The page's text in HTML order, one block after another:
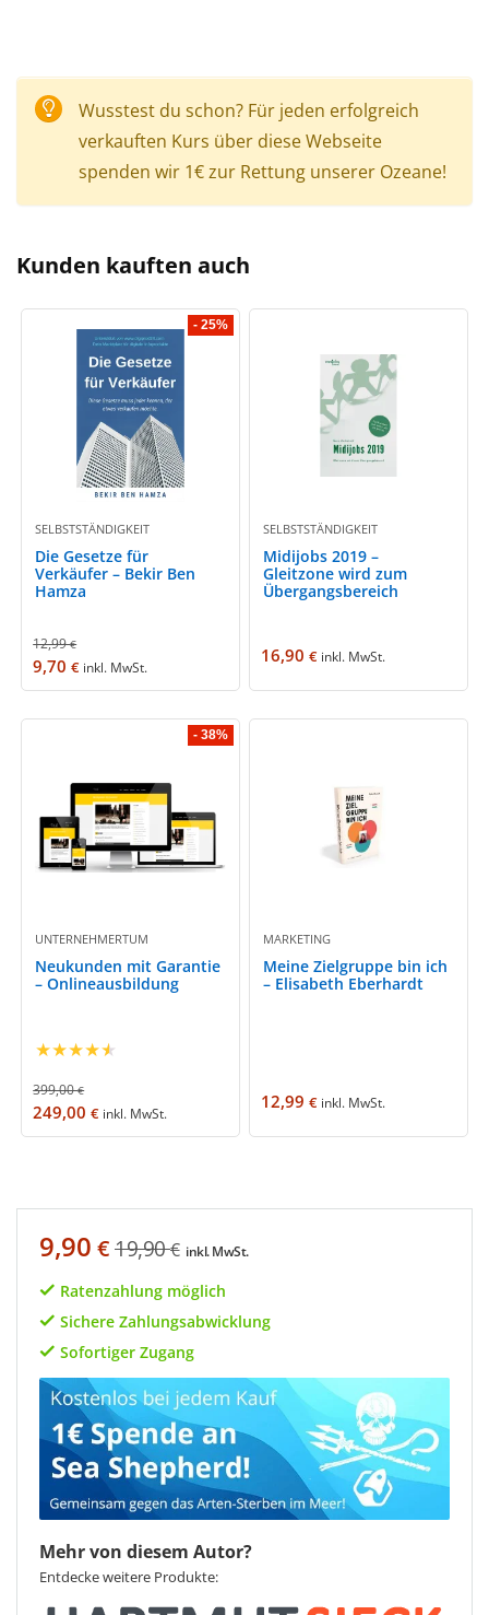
Wusstest du schon? Für jeden erfolgreich
verkauften Kurs über diese Webseite
spenden wir 1€ zur Rettung unserer Ozeane!
Kunden kauften auch
- 25%
SELBSTSTÄNDIGKEIT
Die Gesetze für
Verkäufer – Bekir Ben
Hamza
12,99€
9,70€ inkl. MwSt.
SELBSTSTÄNDIGKEIT
Midijobs 2019 –
Gleitzone wird zum
Übergangsbereich
16,90€ inkl. MwSt.
- 38%
UNTERNEHMERTUM
Neukunden mit Garantie
– Onlineausbildung
★★★★★
399,00€
249,00€ inkl. MwSt.
MARKETING
Meine Zielgruppe bin ich
– Elisabeth Eberhardt
12,99€ inkl. MwSt.
19,90€
9,90 € inkl. MwSt.
Ratenzahlung möglich
Sichere Zahlungsabwicklung
Sofortiger Zugang
Mehr von diesem Autor?
Entdecke weitere Produkte: